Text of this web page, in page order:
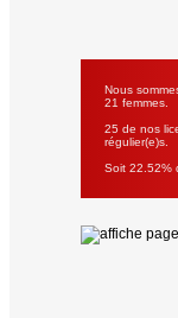
Nous
21 femmes.
25 de nos
régulier(e)s.
Soit 22.52%